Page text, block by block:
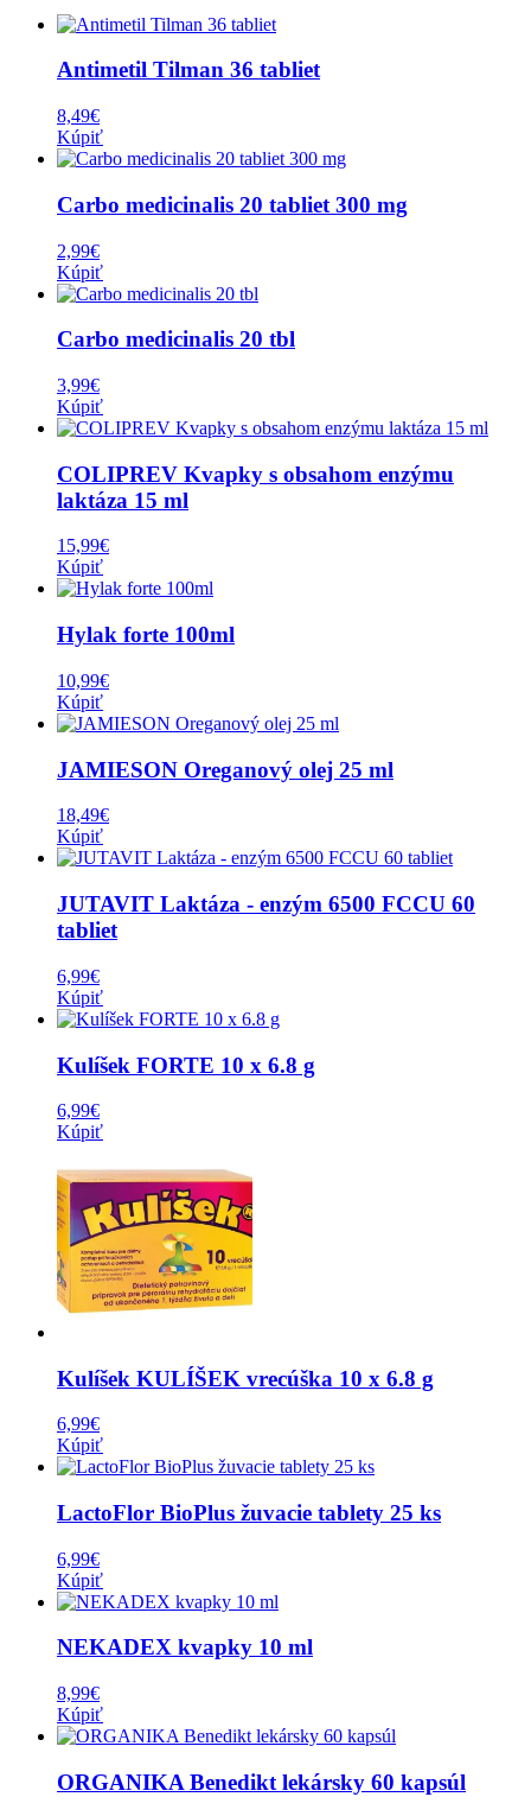
Antimetil Tilman 36 tabliet
8,49€
Kúpiť
Carbo medicinalis 20 tabliet 300 mg
2,99€
Kúpiť
Carbo medicinalis 20 tbl
3,99€
Kúpiť
COLIPREV Kvapky s obsahom enzýmu
laktáza 15 ml
15,99€
Kúpiť
Hylak forte 100ml
10,99€
Kúpiť
JAMIESON Oreganový olej 25 ml
18,49€
Kúpiť
JUTAVIT Laktáza - enzým 6500 FCCU 60
tabliet
6,99€
Kúpiť
Kulíšek FORTE 10 x 6.8 g
6,99€
Kúpiť
Kulíšek KULÍŠEK vrecúška 10 x 6.8 g
6,99€
Kúpiť
LactoFlor BioPlus žuvacie tablety 25 ks
6,99€
Kúpiť
NEKADEX kvapky 10 ml
8,99€
Kúpiť
ORGANIKA Benedikt lekársky 60 kapsúl